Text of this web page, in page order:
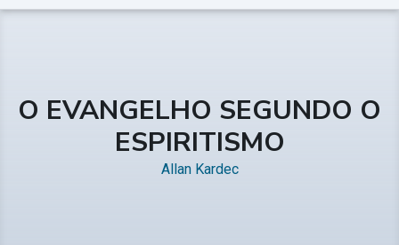
O EVANGELHO SEGUNDO O
ESPIRITISMO
Allan Kardec